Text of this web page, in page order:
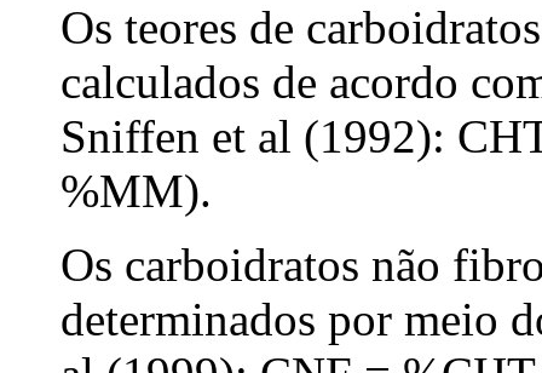
Os teores de
calculados de acordo
Sniffen et al (1992):
%MM).
Os carboidratos não
determinados por meio